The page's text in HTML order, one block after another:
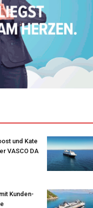
und Kate
VASCO DA
Kunden-